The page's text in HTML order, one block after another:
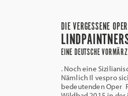
DIE VERGESSENE
EINE DEUTSCHE
. Noch eine
Nämlich Il vespro
bedeutenden Oper